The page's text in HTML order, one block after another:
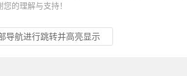
的理解与支持！
导航进行跳转并高亮显示